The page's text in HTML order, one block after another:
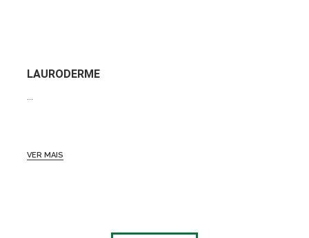
LAURODERME
...
VER MAIS